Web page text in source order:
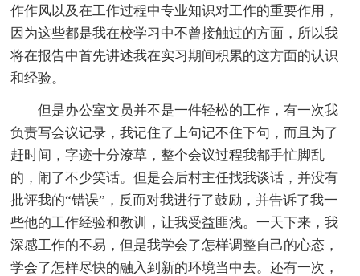
作作风以及在工作过程中专业知识对工作的重要作用，
因为这些都是我在校学习中不曾接触过的方面，所以我
将在报告中首先讲述我在实习期间积累的这方面的认识
和经验。
但是办公室文员并不是一件轻松的工作，有一次我
负责写会议记录，我记住了上句记不住下句，而且为了
赶时间，字迹十分潦草，整个会议过程我都手忙脚乱
的，闹了不少笑话。但是会后村主任找我谈话，并没有
批评我的“错误”，反而对我进行了鼓励，并告诉了我一
些他的工作经验和教训，让我受益匪浅。一天下来，我
深感工作的不易，但是我学会了怎样调整自己的心态，
学会了怎样尽快的融入到新的环境当中去。还有一次，